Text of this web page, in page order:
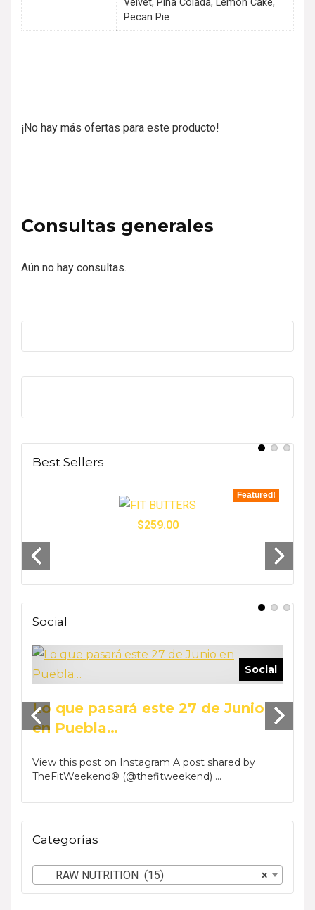
Velvet, Piña Colada, Lemon Cake,
Pecan Pie
¡No hay más ofertas para este producto!
Consultas generales
Aún no hay consultas.
Best Sellers
Featured!
$259.00
Social
Social
Lo que pasará este 27 de Junio
en Puebla…
View this post on Instagram A post shared by
TheFitWeekend® (@thefitweekend) ...
Categorías
×
RAW NUTRITION (15)